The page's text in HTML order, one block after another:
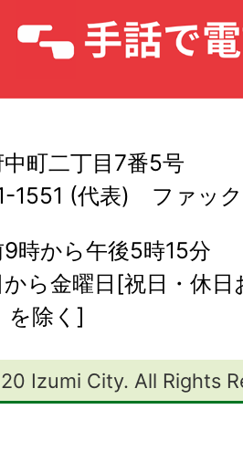
町二丁目7番5号
1551 (代表) ファッ
時から午後5時15分
ら金曜日[祝日・休
を除く]
Izumi City. All Rights